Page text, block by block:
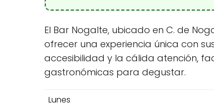
El Bar Nogalte, ubicado en C. de
ofrecer una experiencia única con
accesibilidad y la cálida atención,
gastronómicas para degustar.
Lunes